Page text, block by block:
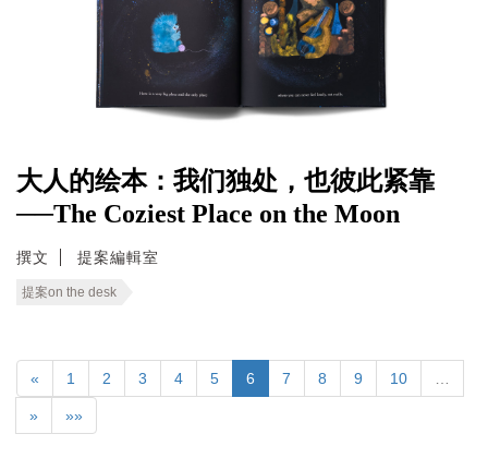
大人的绘本：我们独处，也彼此紧靠
──The Coziest Place on the Moon
撰文 提案編輯室
提案on the desk
« 1 2 3 4 5 6 7 8 9 10
» »»